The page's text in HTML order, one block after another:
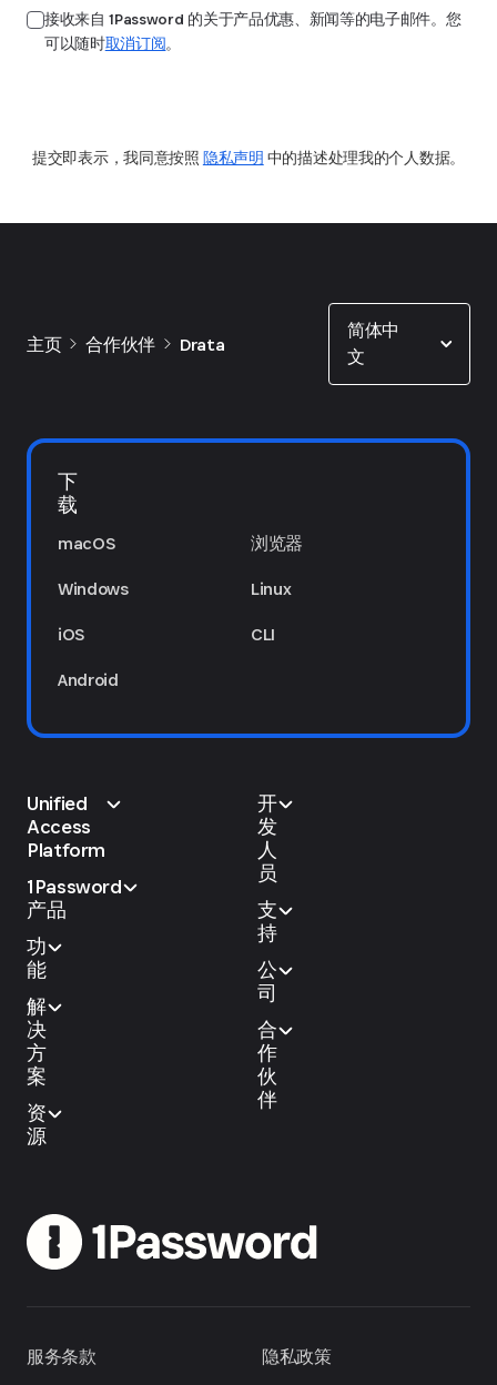
接收来自 1Password 的关于产品优惠、新闻等的电子邮件。您
可以随时取消订阅。
提交即表示，我同意按照 隐私声明 中的描述处理我的个人数据。
主页 合作伙伴 Drata
简体中
文
Show options
下
载
macOS
Windows
iOS
Android
浏览器
Linux
CLI
Unified
Access
Platform
1Password
产品
功
能
解
决
方
案
资
源
开
发
人
员
支
持
公
司
合
作
伙
伴
服务条款
隐私政策